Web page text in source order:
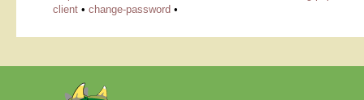
client • change-password •